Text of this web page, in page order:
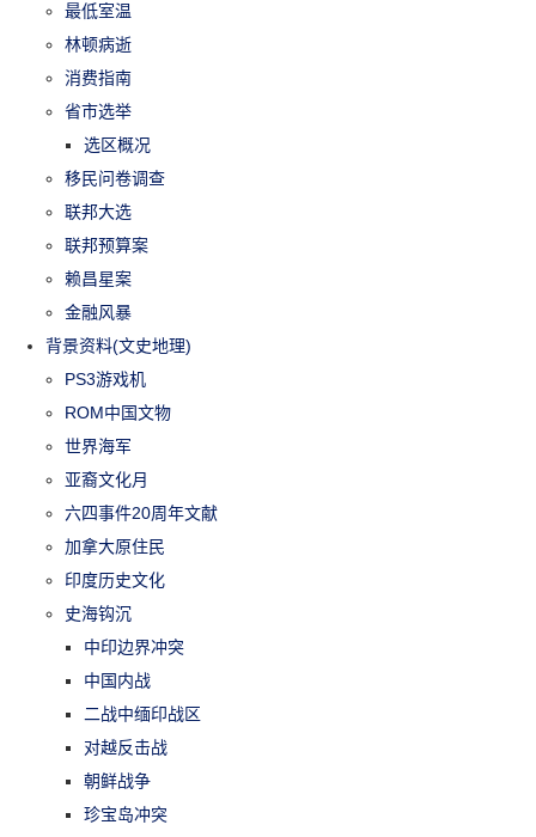
最低室温
林顿病逝
消费指南
省市选举
选区概况
移民问卷调查
联邦大选
联邦预算案
赖昌星案
金融风暴
背景资料(文史地理)
PS3游戏机
ROM中国文物
世界海军
亚裔文化月
六四事件20周年文献
加拿大原住民
印度历史文化
史海钩沉
中印边界冲突
中国内战
二战中缅印战区
对越反击战
朝鲜战争
珍宝岛冲突